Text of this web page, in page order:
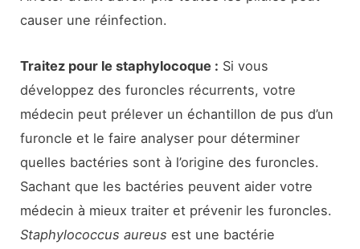
causer une réinfection.
Traitez pour le staphylocoque : Si vous
développez des furoncles récurrents, votre
médecin peut prélever un échantillon de pus d’un
furoncle et le faire analyser pour déterminer
quelles bactéries sont à l’origine des furoncles.
Sachant que les bactéries peuvent aider votre
médecin à mieux traiter et prévenir les furoncles.
Staphylococcus aureus est une bactérie